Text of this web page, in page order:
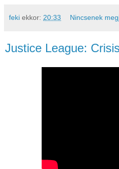
feki ekkor: 20:33 Nincsenek
Justice League: